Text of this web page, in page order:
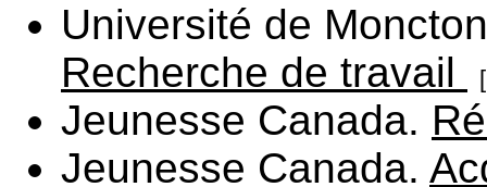
Université de
Recherche de travail
Jeunesse Canada.
Jeunesse Canada.